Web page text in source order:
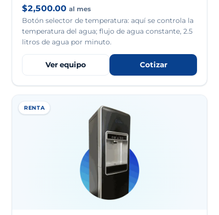
$2,500.00 al mes
Botón selector de temperatura: aquí se controla la
temperatura del agua; flujo de agua constante, 2.5
litros de agua por minuto.
Ver equipo Cotizar
RENTA